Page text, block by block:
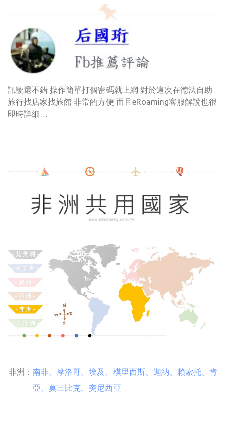
訊號還不錯 操作簡單打個密碼就上網 對於這次在德法自助
旅行找店家找旅館 非常的方便 而且eRoaming客服解說也很
即時詳細…
非洲： 南非 摩洛哥 埃及 模里西斯 迦納 賴索托
肯
亞
莫三比克 突尼西亞